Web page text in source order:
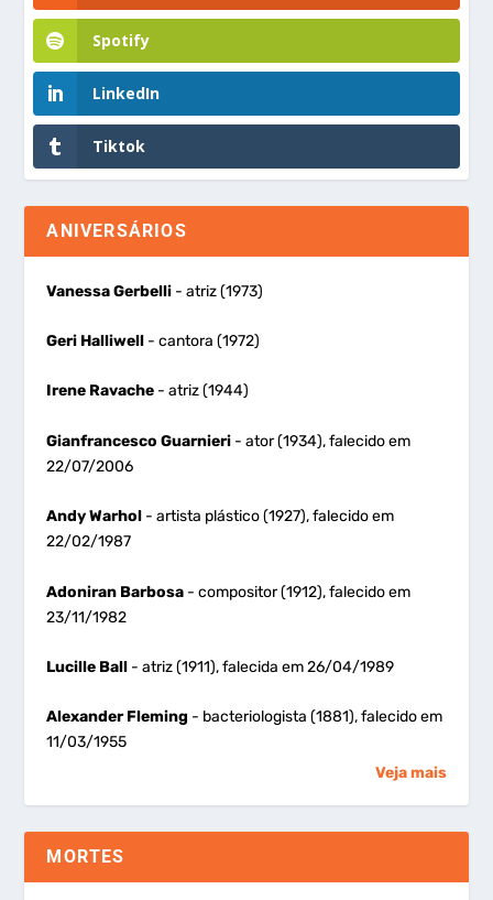
Spotify
LinkedIn
Tiktok
ANIVERSÁRIOS
Vanessa Gerbelli - atriz (1973)
Geri Halliwell - cantora (1972)
Irene Ravache - atriz (1944)
Gianfrancesco Guarnieri - ator (1934), falecido em
22/07/2006
Andy Warhol - artista plástico (1927), falecido em
22/02/1987
Adoniran Barbosa - compositor (1912), falecido em
23/11/1982
Lucille Ball - atriz (1911), falecida em 26/04/1989
Alexander Fleming - bacteriologista (1881), falecido em
11/03/1955
Veja mais
MORTES